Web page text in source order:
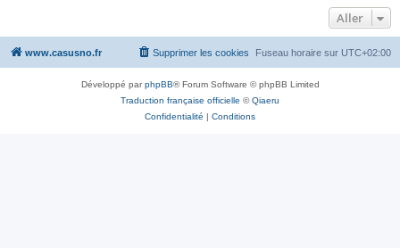
Aller
www.casusno.fr Fuseau horaire sur UTC+02:00
Supprimer les cookies
Développé parphpBB® Forum Software © phpBB Limited
Traduction française officielle ©Qiaeru
Confidentialité | Conditions